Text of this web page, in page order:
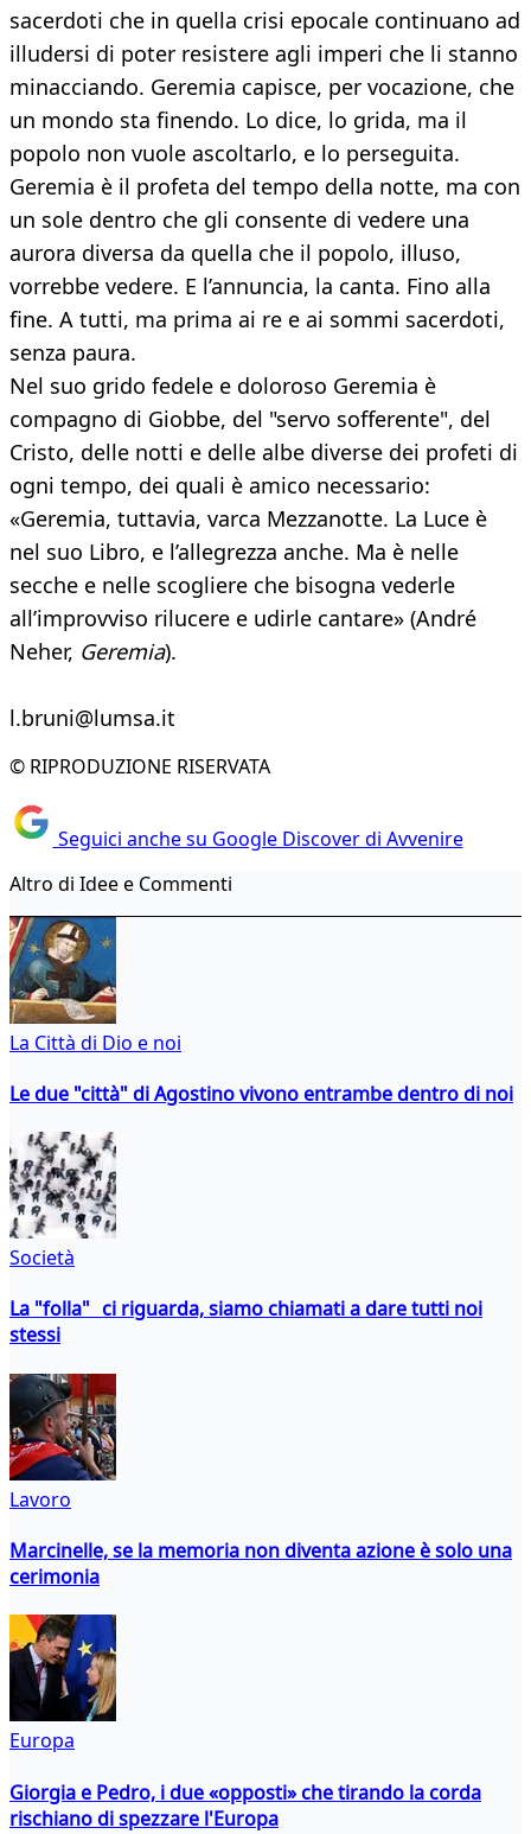
sacerdoti che in quella crisi epocale continuano ad
illudersi di poter resistere agli imperi che li stanno
minacciando. Geremia capisce, per vocazione, che
un mondo sta finendo. Lo dice, lo grida, ma il
popolo non vuole ascoltarlo, e lo perseguita.
Geremia è il profeta del tempo della notte, ma con
un sole dentro che gli consente di vedere una
aurora diversa da quella che il popolo, illuso,
vorrebbe vedere. E l’annuncia, la canta. Fino alla
fine. A tutti, ma prima ai re e ai sommi sacerdoti,
senza paura.
Nel suo grido fedele e doloroso Geremia è
compagno di Giobbe, del "servo sofferente", del
Cristo, delle notti e delle albe diverse dei profeti di
ogni tempo, dei quali è amico necessario:
«Geremia, tuttavia, varca Mezzanotte. La Luce è
nel suo Libro, e l’allegrezza anche. Ma è nelle
secche e nelle scogliere che bisogna vederle
all’improvviso rilucere e udirle cantare» (André
Neher, Geremia).
l.bruni@lumsa.it
© RIPRODUZIONE RISERVATA
Seguici anche su Google Discover di Avvenire
Altro di Idee e Commenti
La Città di Dio e noi
Le due "città" di Agostino vivono entrambe dentro di noi
Società
La "folla" ci riguarda, siamo chiamati a dare tutti noi
stessi
Lavoro
Marcinelle, se la memoria non diventa azione è solo una
cerimonia
Europa
Giorgia e Pedro, i due «opposti» che tirando la corda
rischiano di spezzare l'Europa